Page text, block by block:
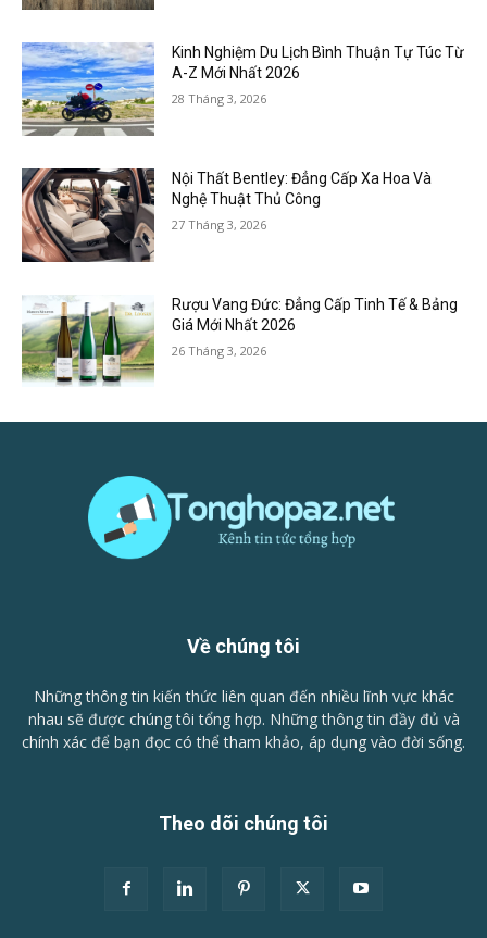
Kinh Nghiệm Du Lịch Bình Thuận Tự Túc Từ
A-Z Mới Nhất 2026
28 Tháng 3, 2026
Nội Thất Bentley: Đẳng Cấp Xa Hoa Và
Nghệ Thuật Thủ Công
27 Tháng 3, 2026
Rượu Vang Đức: Đẳng Cấp Tinh Tế & Bảng
Giá Mới Nhất 2026
26 Tháng 3, 2026
Về chúng tôi
Những thông tin kiến thức liên quan đến nhiều lĩnh vực khác
nhau sẽ được chúng tôi tổng hợp. Những thông tin đầy đủ và
chính xác để bạn đọc có thể tham khảo, áp dụng vào đời sống.
Theo dõi chúng tôi